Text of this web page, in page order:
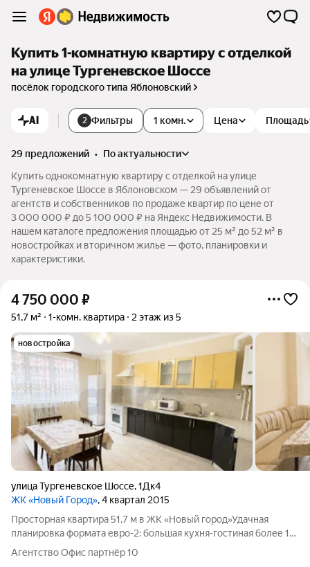
Купить 1-комнатную квартиру с отделкой
на улице Тургеневское Шоссе
посёлок городского типа Яблоновский
AI 2 Фильтры 1 комн. Цена Площадь
29 предложений •
по актуальности
Купить однокомнатную квартиру с отделкой на улице
Тургеневское Шоссе в Яблоновском — 29 объявлений от
агентств и собственников по продаже квартир по цене от
3 000 000 ₽ до 5 100 000 ₽ на Яндекс Недвижимости. В
нашем каталоге предложения площадью от 25 м² до 52 м² в
новостройках и вторичном жилье — фото, планировки и
характеристики.
4 750 000 ₽
51,7 м² 1-комн. квартира 2 этаж из 5
новостройка
улица Тургеневское Шоссе,1Дк4
ЖК «Новый Город», 4 квартал 2015
Просторная квартира 51,7 м в ЖК «Новый город»Удачная
планировка формата евро-2: большая кухня-гостиная более 19
м, отдельная спальня и место под гардеробную. Комфортный 2
этаж. Дом расположен в районе с развитой инфраструктурой.
Агентство Офис партнёр 10